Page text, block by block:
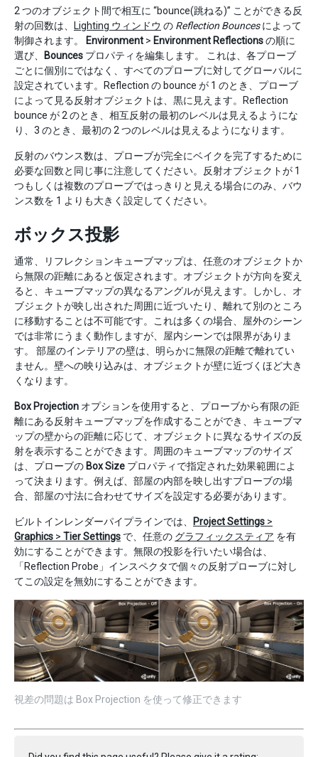
2 つのオブジェクト間で相互に “bounce(跳ねる)” ことができる反
射の回数は、
Lighting ウィンドウ の Reflection Bouncesによって
制御されます。
Environment > Environment Reflectionsの順に
選び、
Bounces プロパティを編集します。 これは、各プローブ
ごとに個別にではなく、すべてのプローブに対してグローバルに
設定されています。Reflection の bounce が 1 のとき、プローブ
によって見る反射オブジェクトは、黒に見えます。Reflection
bounce が 2 のとき、相互反射の最初のレベルは見えるようにな
り、3 のとき、最初の 2 つのレベルは見えるようになります。
反射のバウンス数は、プローブが完全にベイクを完了するために
必要な回数と同じ事に注意してください。反射オブジェクトが 1
つもしくは複数のプローブではっきりと見える場合にのみ、バウ
ンス数を 1 よりも大きく設定してください。
ボックス投影
通常、リフレクションキューブマップは、任意のオブジェクトか
ら無限の距離にあると仮定されます。オブジェクトが方向を変え
ると、キューブマップの異なるアングルが見えます。しかし、オ
ブジェクトが映し出された周囲に近づいたり、離れて別のところ
に移動することは不可能です。これは多くの場合、屋外のシーン
では非常にうまく動作しますが、屋内シーンでは限界がありま
す。 部屋のインテリアの壁は、明らかに無限の距離で離れてい
ません。壁への映り込みは、オブジェクトが壁に近づくほど大き
くなります。
Box Projection オプションを使用すると、プローブから有限の距
離にある反射キューブマップを作成することができ、キューブマ
ップの壁からの距離に応じて、オブジェクトに異なるサイズの反
射を表示することができます。周囲のキューブマップのサイズ
は、プローブの Box Size プロパティで指定された効果範囲によ
って決まります。例えば、部屋の内部を映し出すプローブの場
合、部屋の寸法に合わせてサイズを設定する必要があります。
ビルトインレンダーパイプラインでは、 Project Settings >
Graphics > Tier Settings で、任意の グラフィックスティア を有
効にすることができます。無限の投影を行いたい場合は、
「Reflection Probe」インスペクタで個々の反射プローブに対し
てこの設定を無効にすることができます。
視差の問題は Box Projection を使って修正できます